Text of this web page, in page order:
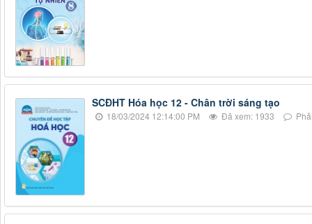
SCĐHT Hóa học 12 - Chân trời sáng tạo
18/03/2024 12:14:00 PM Đã xem: 1933